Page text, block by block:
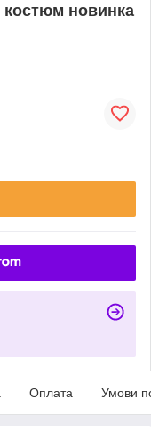
костюм новинка
Оплата Умови